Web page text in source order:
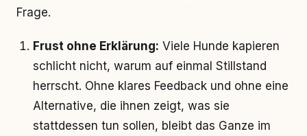
Frage.
Frust ohne Erklärung: Viele Hunde kapieren
schlicht nicht, warum auf einmal Stillstand
herrscht. Ohne klares Feedback und ohne eine
Alternative, die ihnen zeigt, was sie
stattdessen tun sollen, bleibt das Ganze im